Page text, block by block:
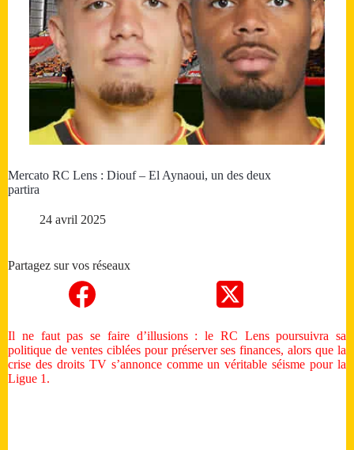
Mercato RC Lens : Diouf – El Aynaoui, un des deux
partira
24 avril 2025
Partagez sur vos réseaux
Il ne faut pas se faire d’illusions : le RC Lens poursuivra sa
politique de ventes ciblées pour préserver ses finances, alors que la
crise des droits TV s’annonce comme un véritable séisme pour la
Ligue 1.